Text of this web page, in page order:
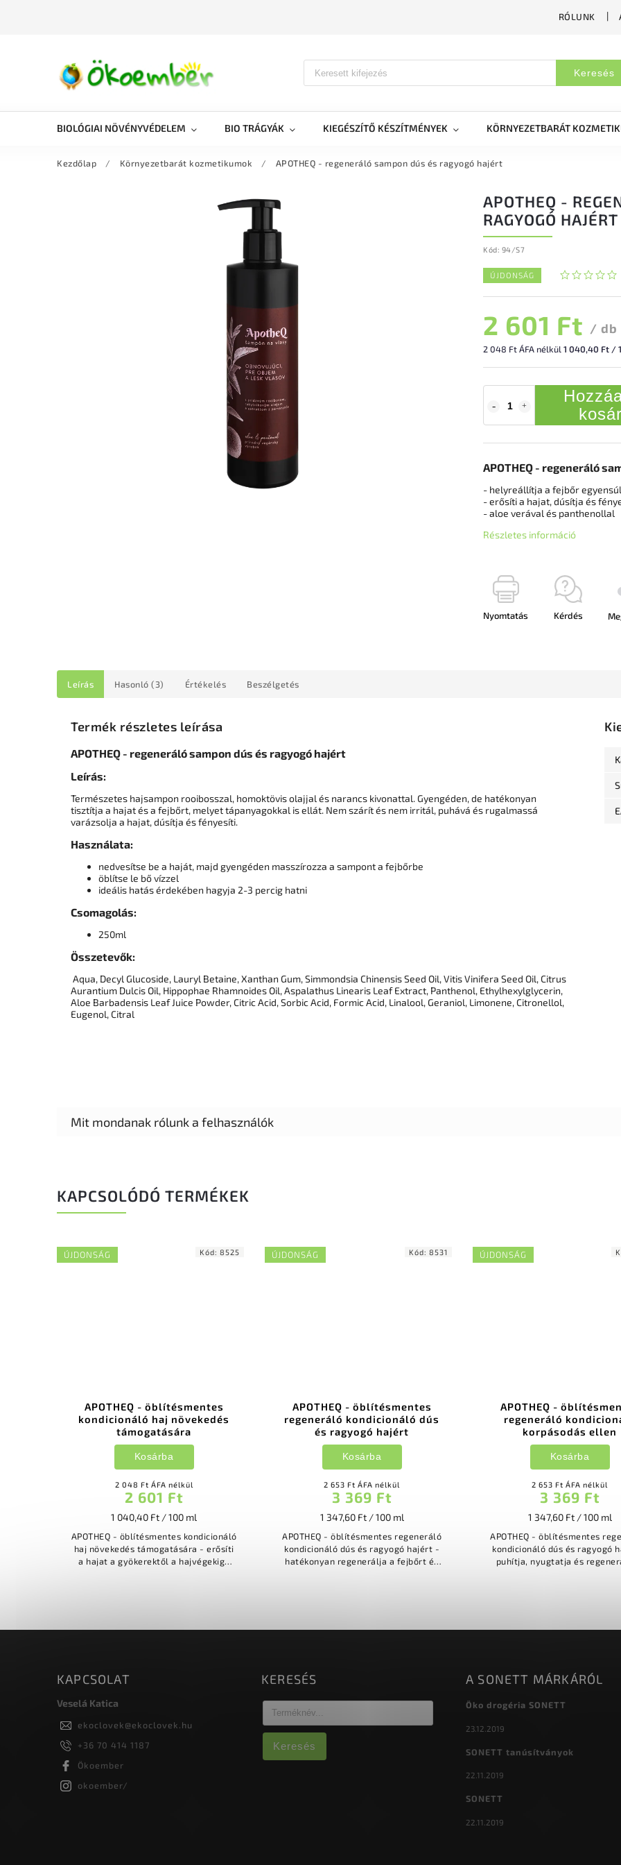
RÓLUNK
Keresés
BIOLÓGIAI NÖVÉNYVÉDELEM BIO TRÁGYÁK KIEGÉSZÍTŐ KÉSZÍTMÉNYEK KÖRNYEZETBARÁT
Kezdőlap / Környezetbarát kozmetikumok / APOTHEQ - regeneráló sampon dús és ragyogó hajért
APOTHEQ -
RAGYOGÓ HAJÉRT
Kód: 94/S7
ÚJDONSÁG
2 601 Ft / db
2 048 Ft ÁFA nélkül 1 040,40 Ft /
APOTHEQ - regeneráló
- helyreállítja a fejbőr
- erősíti a hajat, dúsítja és
- aloe verával és panthenollal
Részletes információ
Nyomtatás Kérdés
Leírás Hasonló (3) Értékelés Beszélgetés
Termék részletes leírása
APOTHEQ - regeneráló sampon dús és ragyogó hajért
Leírás:
Természetes hajsampon rooibosszal, homoktövis olajjal és narancs kivonattal. Gyengéden, de hatékonyan
tisztítja a hajat és a fejbőrt, melyet tápanyagokkal is ellát. Nem szárít és nem irritál, puhává és rugalmassá
varázsolja a hajat, dúsítja és fényesíti.
Használata:
nedvesítse be a haját, majd gyengéden masszírozza a sampont a fejbőrbe
öblítse le bő vízzel
ideális hatás érdekében hagyja 2-3 percig hatni
Csomagolás:
250ml
Összetevők:
Aqua, Decyl Glucoside, Lauryl Betaine, Xanthan Gum, Simmondsia Chinensis Seed Oil, Vitis Vinifera Seed Oil, Citrus
Aurantium Dulcis Oil, Hippophae Rhamnoides Oil, Aspalathus Linearis Leaf Extract, Panthenol, Ethylhexylglycerin,
Aloe Barbadensis Leaf Juice Powder, Citric Acid, Sorbic Acid, Formic Acid, Linalool, Geraniol, Limonene, Citronellol,
Eugenol, Citral
KAPCSOLÓDÓ TERMÉKEK
ÚJDONSÁG
APOTHEQ - öblítésmentes
kondicionáló haj növekedés
támogatására
2 048 Ft ÁFA nélkül
2 601 Ft
1 040,40 Ft / 100 ml
Kosárba
APOTHEQ - öblítésmentes kondicionáló
haj növekedés támogatására - erősíti
a hajat a gyökerektől a hajvégekig-
Kód: 8525 ÚJDONSÁG
APOTHEQ - öblítésmentes
regeneráló kondicionáló dús
és ragyogó hajért
2 653 Ft ÁFA nélkül
3 369 Ft
1 347,60 Ft / 100 ml
Kosárba
APOTHEQ - öblítésmentes regeneráló
kondicionáló dús és ragyogó hajért -
hatékonyan regenerálja a fejbőrt és
Kód: 8531 ÚJDONSÁG
APOTHEQ -
regeneráló
korpásodás ellen
2 653 Ft ÁFA nélkül
3 369 Ft
1 347,60 Ft / 100 ml
Kosárba
APOTHEQ - öblítésmentes
kondicionáló dús és ragyogó
puhítja, nyugtatja és
KAPCSOLAT
Veselá Katica
ekoclovek@ekoclovek.hu
+36 70 414 1187
Ökoember
okoember/
KERESÉS
Keresés
A SONETT MÁRKÁRÓL
Öko drogéria SONETT
23.12.2019
SONETT tanúsítványok
22.11.2019
SONETT
22.11.2019